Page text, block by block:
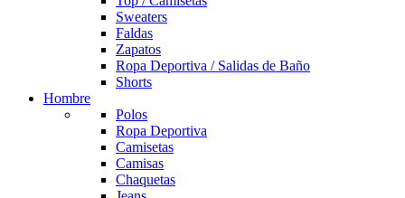
Sweaters
Faldas
Zapatos
Ropa Deportiva / Salidas de Baño
Shorts
Hombre
Polos
Ropa Deportiva
Camisetas
Camisas
Chaquetas